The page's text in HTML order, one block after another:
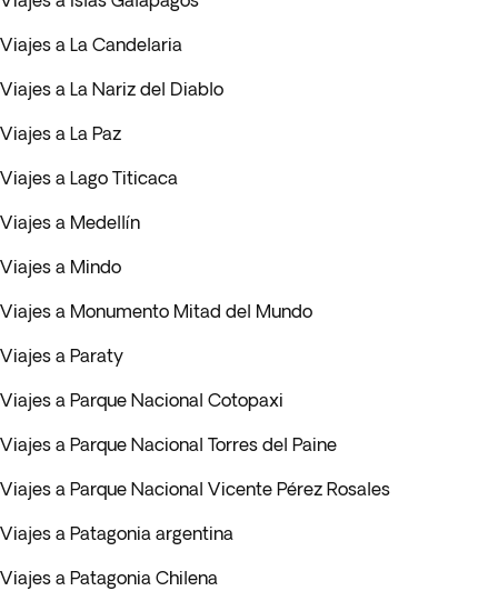
Viajes a La Candelaria
Viajes a La Nariz del Diablo
Viajes a La Paz
Viajes a Lago Titicaca
Viajes a Medellín
Viajes a Mindo
Viajes a Monumento Mitad del Mundo
Viajes a Paraty
Viajes a Parque Nacional Cotopaxi
Viajes a Parque Nacional Torres del Paine
Viajes a Parque Nacional Vicente Pérez Rosales
Viajes a Patagonia argentina
Viajes a Patagonia Chilena